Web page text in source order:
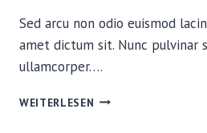
Sed arcu non odio euismod
amet dictum sit. Nunc pulvinar
ullamcorper….
WEITERLESEN HIKER